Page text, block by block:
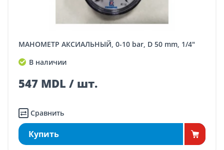
МАНОМЕТР АКСИАЛЬНЫЙ, 0-10 bar, D 50 mm, 1/4"
В наличии
547 MDL / шт.
Сравнить
Купить